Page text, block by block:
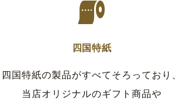
四国特紙
四国特紙の製品がすべてそろっており
当店オリジナルのギフト商品や